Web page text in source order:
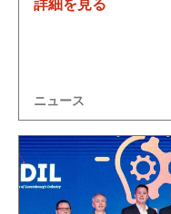
詳細を見る
ニュース